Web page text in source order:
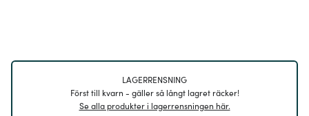
LAGERRENSNING
Först till kvarn - gäller så långt lagret räcker!
Se alla produkter i lagerrensningen här.